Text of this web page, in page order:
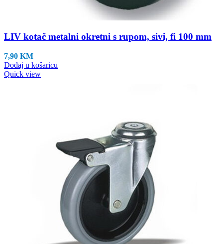
LIV kotač metalni okretni s rupom, sivi, fi 100 mm
7,90 KM
Dodaj u košaricu
Quick view